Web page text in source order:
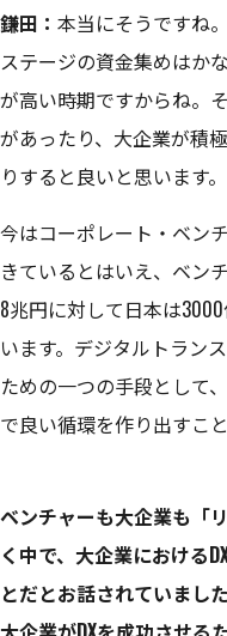
鎌田： 本当にそうですね
ステージの資金集めはか
が高い時期ですからね。
があったり、大企業が積
りすると良いと思います。
今はコーポレート・ベン
きているとはいえ、ベン
8兆円に対して日本は
います。デジタルトラン
ための一つの手段として
で良い循環を作り出すこ
ベンチャーも大企業も「
く中で、大企業における
とだとお話されていました